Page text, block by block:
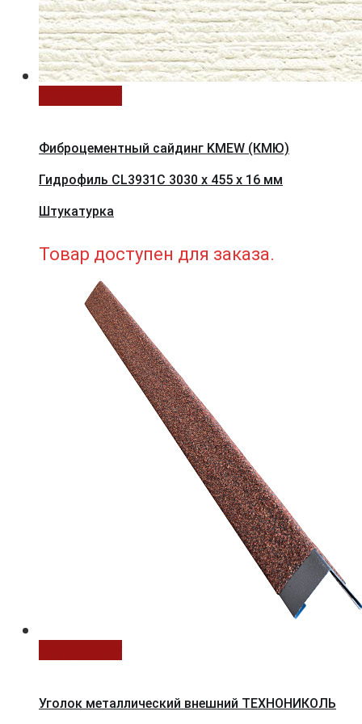
Фиброцементный сайдинг KMEW (КМЮ)
Гидрофиль CL3931C 3030 x 455 x 16 мм
Штукатурка
Товар доступен для заказа.
Уголок металлический внешний ТЕХНОНИКОЛЬ